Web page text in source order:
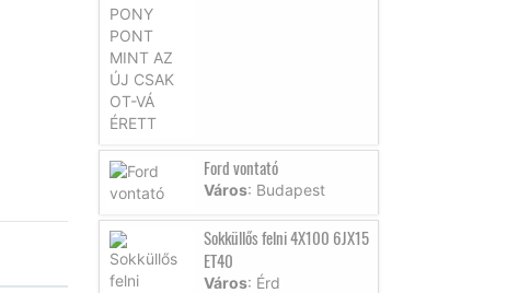
Ford vontató
Város: Budapest
Sokküllős felni 4X100 6JX15
ET40
Város: Érd